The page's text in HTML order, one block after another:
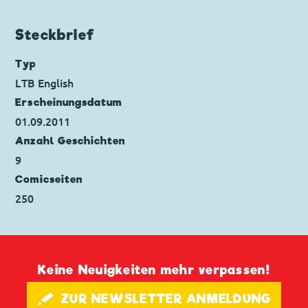
Steckbrief
Typ
LTB English
Erscheinungs­datum
01.09.2011
Anzahl Geschichten
9
Comicseiten
250
Keine Neuigkeiten mehr verpassen!
🖋 ZUR NEWSLETTER ANMELDUNG